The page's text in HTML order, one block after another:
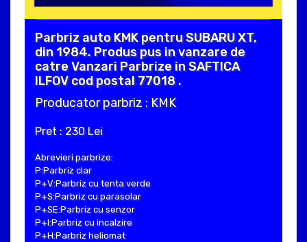
Parbriz auto KMK pentru SUBARU XT,
din 1984. Produs pus in vanzare de
catre Vanzari Parbrize in SAFTICA
ILFOV cod postal 77018 .
Producator parbriz : KMK
Pret : 230 Lei
Abrevieri parbrize:
P:Parbriz clar
P+V:Parbriz cu tenta verde
P+S:Parbriz cu parasolar
P+SE:Parbriz cu senzor
P+I:Parbriz cu incalzire
P+H:Parbriz heliomat